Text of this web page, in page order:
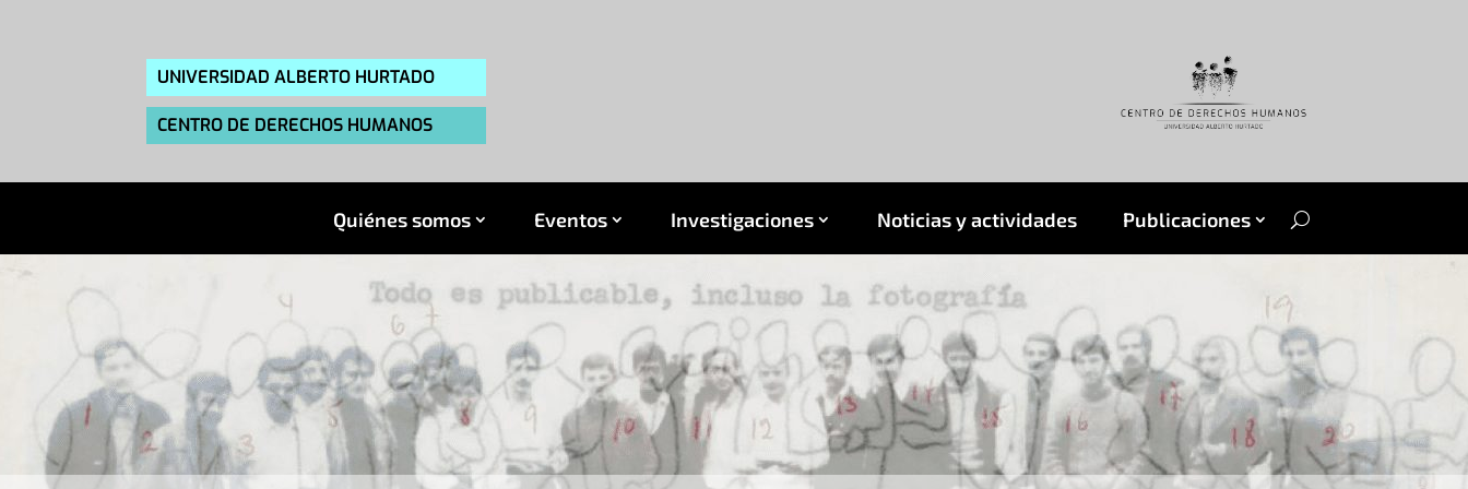
UNIVERSIDAD ALBERTO HURTADO
CENTRO DE DERECHOS HUMANOS
Quiénes somos Eventos Investigaciones Noticias y actividades Publicaciones